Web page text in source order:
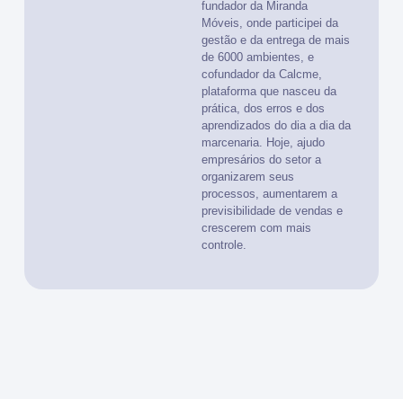
fundador da Miranda
Móveis, onde participei da
gestão e da entrega de mais
de 6000 ambientes, e
cofundador da Calcme,
plataforma que nasceu da
prática, dos erros e dos
aprendizados do dia a dia da
marcenaria. Hoje, ajudo
empresários do setor a
organizarem seus
processos, aumentarem a
previsibilidade de vendas e
crescerem com mais
controle.